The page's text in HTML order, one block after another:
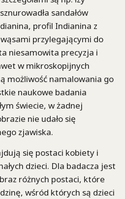
sandałów
profil Indianina z
przylegającymi do
niesamowita precyzja i
w mikroskopijnych
możliwość namalowania go
naukowe badania
świecie, w żadnej
nie udało się
zjawiska.
się postaci kobiety i
dzieci. Dla badacza jest
różnych postaci, które
wśród których są dzieci